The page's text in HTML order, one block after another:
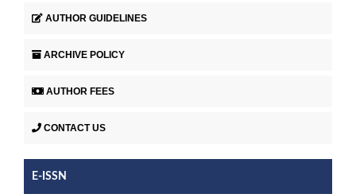
AUTHOR GUIDELINES
ARCHIVE POLICY
AUTHOR FEES
CONTACT US
E-ISSN